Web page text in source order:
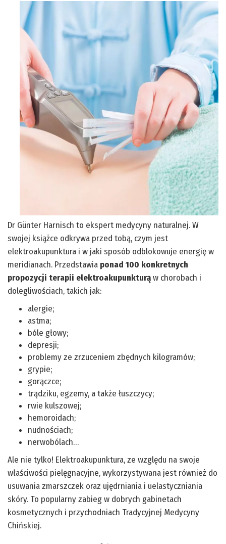
Dr Günter Harnisch to ekspert medycyny naturalnej. W
swojej książce odkrywa przed tobą, czym jest
elektroakupunktura i w jaki sposób odblokowuje energię w
meridianach. Przedstawia ponad 100 konkretnych
propozycji terapii elektroakupunkturąw chorobach i
dolegliwościach, takich jak:
alergie;
astma;
bóle głowy;
depresji;
problemy ze zrzuceniem zbędnych kilogramów;
grypie;
gorączce;
trądziku, egzemy, a także łuszczycy;
rwie kulszowej;
hemoroidach;
nudnościach;
nerwobólach…
Ale nie tylko! Elektroakupunktura, ze względu na swoje
właściwości pielęgnacyjne, wykorzystywana jest również do
usuwania zmarszczek oraz ujędrniania i uelastyczniania
skóry. To popularny zabieg w dobrych gabinetach
kosmetycznych i przychodniach Tradycyjnej Medycyny
Chińskiej.